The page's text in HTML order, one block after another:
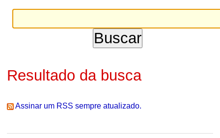
Resultado da busca
Assinar um RSS sempre atualizado.